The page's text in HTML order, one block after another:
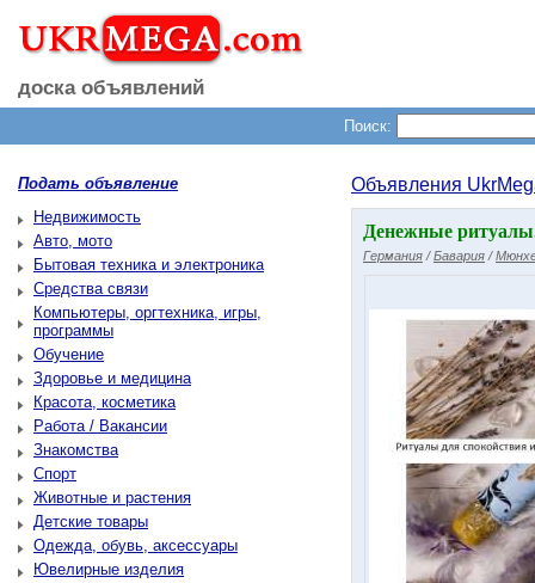
доска объявлений
Поиск:
Подать объявление
Недвижимость
Авто, мото
Бытовая техника и электроника
Средства связи
Компьютеры, оргтехника, игры,
программы
Обучение
Здоровье и медицина
Красота, косметика
Работа / Вакансии
Знакомства
Спорт
Животные и растения
Детские товары
Одежда, обувь, аксессуары
Ювелирные изделия
Объявления
Денежные
Германия /Бавария /